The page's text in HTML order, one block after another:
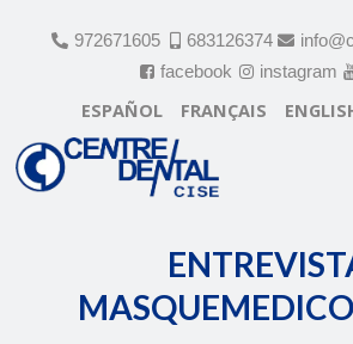
972671605 683126374
facebook
instagram
ESPAÑOL FRANÇAIS
ENTREVISTA